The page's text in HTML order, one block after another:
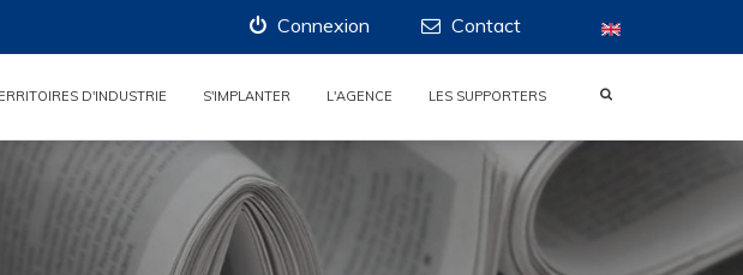
Connexion Contact
D'INDUSTRIE S'IMPLANTER L'AGENCE LES SUPPORTERS